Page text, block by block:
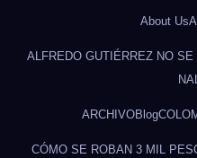
About Us
ALFREDO GUTIÉRREZ NO
ARCHIVOBlog
CÓMO SE ROBAN 3 MIL